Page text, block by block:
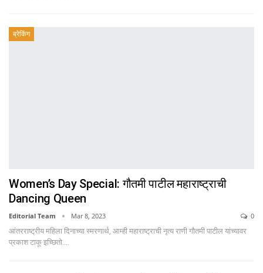
ब्रेकिंग
Women’s Day Special: गौतमी पाटील महाराष्ट्राची
Dancing Queen
Editorial Team Mar 8, 2023
0
आंतरराष्ट्रीय महिला दिनाच्या स्मरणार्थ, आम्ही महाराष्ट्राची नृत्य राणी गौतमी पाटील यांच्यावर
प्रकाश टाकू इच्छितो.…